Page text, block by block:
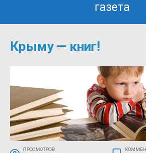
газета
Крыму — книг!
ПРОСМОТРОВ